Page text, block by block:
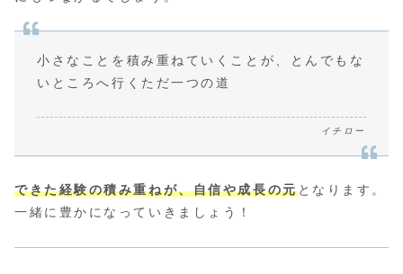
小さなことを積み重ねていくことが、とんでもな
いところへ行くただ一つの道
イチロー
できた経験の積み重ねが、自信や成長の元となります。
一緒に豊かになっていきましょう！